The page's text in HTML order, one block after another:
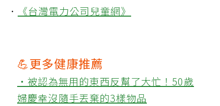
． 《台灣電力公司兒童網》
💪更多健康推薦
‧被認為無用的東西反幫了大忙！50歲
婦慶幸沒隨手丟棄的3樣物品